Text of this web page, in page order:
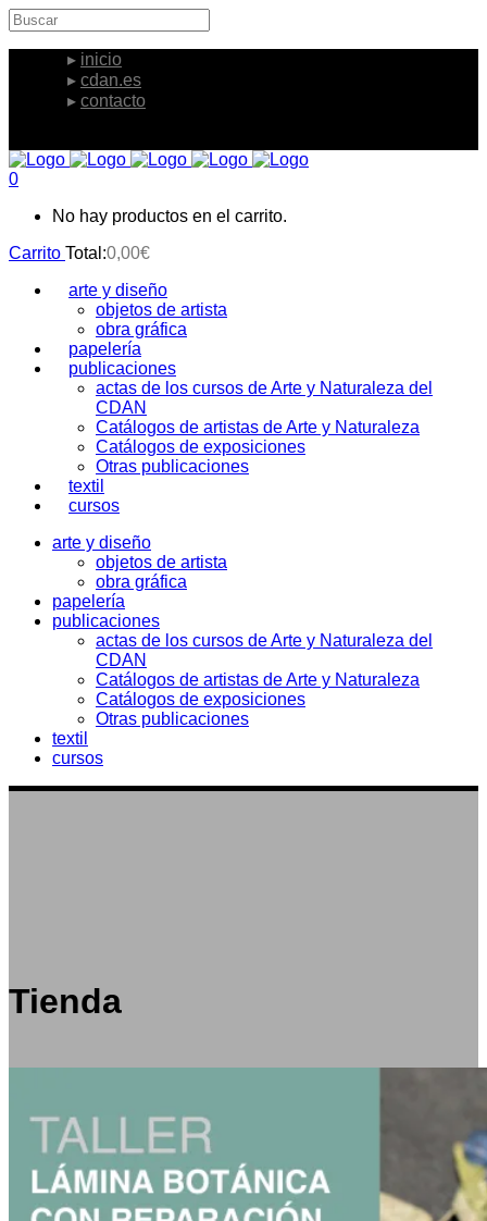
inicio
cdan.es
contacto
0
No hay productos en el carrito.
Carrito Total:0,00€
arte y diseño
objetos de artista
obra gráfica
papelería
publicaciones
actas de los cursos de Arte y Naturaleza del
CDAN
Catálogos de artistas de Arte y Naturaleza
Catálogos de exposiciones
Otras publicaciones
textil
cursos
arte y diseño
objetos de artista
obra gráfica
papelería
publicaciones
actas de los cursos de Arte y Naturaleza del
CDAN
Catálogos de artistas de Arte y Naturaleza
Catálogos de exposiciones
Otras publicaciones
textil
cursos
Tienda